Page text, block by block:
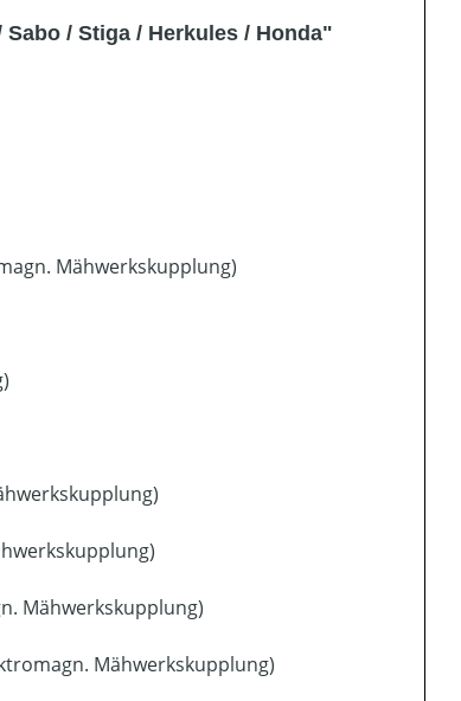
/ Stiga / Herkules / Honda"
Mähwerkskupplung)
Mähwerkskupplung)
Mähwerkskupplung)